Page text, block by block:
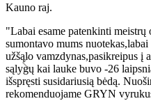
Kauno raj.
"Labai esame patenkinti
sumontavo mums
užšąlo vamzdynas,pasikreipus į
sąlygų kai lauke buvo -26
išspręsti susidariusią bėdą.
rekomenduojame GRYN